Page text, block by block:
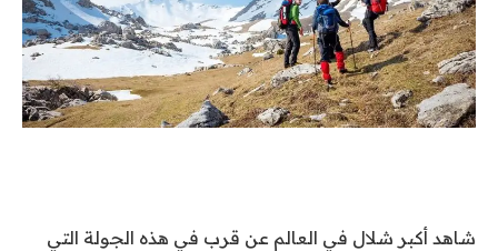
شاهد أكبر شلال في العالم عن قرب في هذه الجولة التي